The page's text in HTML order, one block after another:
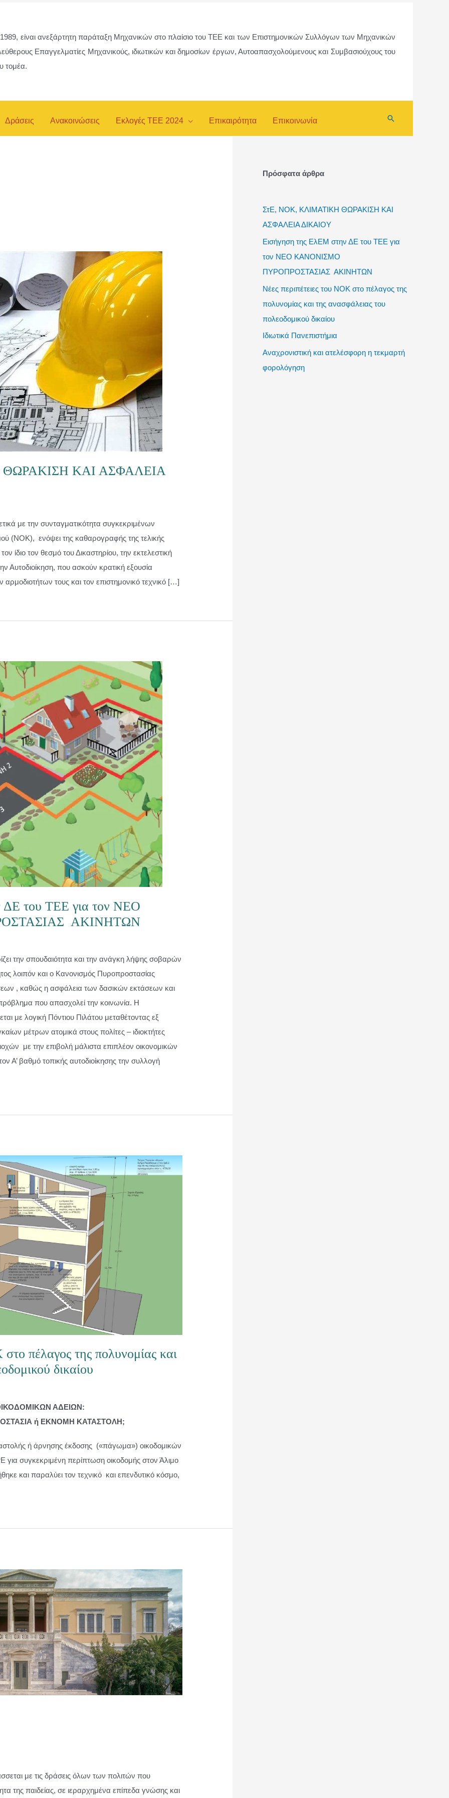
είναι ανεξάρτητη παράταξη Μηχανικών στο πλαίσιο του ΤΕΕ και των Επιστημονικών Συλλόγων των Μηχανικών
Επαγγελματίες Μηχανικούς, ιδιωτικών και δημοσίων έργων, Αυτοαπασχολούμενους και Συμβασιούχους του
τομέα.
Δράσεις Ανακοινώσεις Εκλογές ΤΕΕ 2024 Επικαιρότητα Επικοινωνία Αναζήτηση
ΚΑΙ ΑΣΦΑΛΕΙΑ
με την συνταγματικότητα συγκεκριμένων
(ΝΟΚ), ενόψει της καθαρογραφής της τελικής
ίδιο τον θεσμό του Δικαστηρίου, την εκτελεστική
Αυτοδιοίκηση, που ασκούν κρατική εξουσία
τους και τον επιστημονικό τεχνικό […]
του ΤΕΕ για τον NΕΟ
ΑΚΙΝΗΤΩΝ
την σπουδαιότητα και την ανάγκη λήψης σοβαρών
λοιπόν και ο Κανονισμός Πυροπροστασίας
, καθώς η ασφάλεια των δασικών εκτάσεων και
που απασχολεί την κοινωνία. Η
με λογική Πόντιου Πιλάτου μεταθέτοντας εξ
μέτρων ατομικά στους πολίτες – ιδιοκτήτες
με την επιβολή μάλιστα επιπλέον οικονομικών
Α’ βαθμό τοπικής αυτοδιοίκησης την συλλογή
πέλαγος της πολυνομίας και
δικαίου
ΑΔΕΙΩΝ:
ή ΕΚΝΟΜΗ ΚΑΤΑΣΤΟΛΗ;
ή άρνησης έκδοσης («πάγωμα») οικοδομικών
για συγκεκριμένη περίπτωση οικοδομής στον Άλιμο
και παραλύει τον τεχνικό και επενδυτικό κόσμο,
με τις δράσεις όλων των πολιτών που
της παιδείας, σε ιεραρχημένα επίπεδα γνώσης και
Πρόσφατα άρθρα
ΣτΕ, ΝΟΚ, ΚΛΙΜΑΤΙΚΗ ΘΩΡΑΚΙΣΗ ΚΑΙ
ΑΣΦΑΛΕΙΑ ΔΙΚΑΙΟΥ
Εισήγηση της ΕλΕΜ στην ΔΕ του ΤΕΕ για
τον NΕΟ ΚΑΝΟΝΙΣΜΟ
ΠΥΡΟΠΡΟΣΤΑΣΙΑΣ ΑΚΙΝΗΤΩΝ
Νέες περιπέτειες του ΝΟΚ στο πέλαγος της
πολυνομίας και της ανασφάλειας του
πολεοδομικού δικαίου
Ιδιωτικά Πανεπιστήμια
Αναχρονιστική και ατελέσφορη η τεκμαρτή
φορολόγηση